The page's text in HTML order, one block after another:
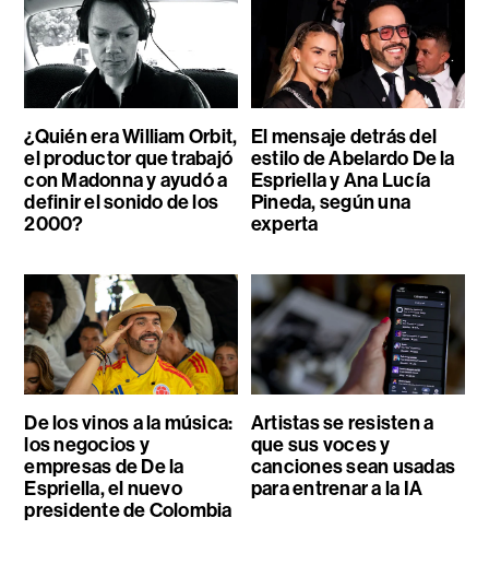
¿Quién era William Orbit,
el productor que trabajó
con Madonna y ayudó a
definir el sonido de los
2000?
El mensaje detrás del
estilo de Abelardo De la
Espriella y Ana Lucía
Pineda, según una
experta
De los vinos a la música:
los negocios y
empresas de De la
Espriella, el nuevo
presidente de Colombia
Artistas se resisten a
que sus voces y
canciones sean usadas
para entrenar a la IA